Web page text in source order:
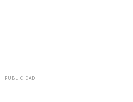
PUBLICIDAD